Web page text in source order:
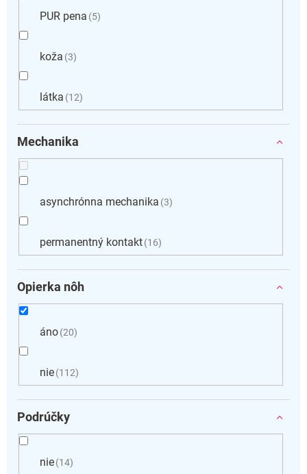
PUR pena 5
koža 3
látka 12
Mechanika
asynchrónna mechanika 3
permanentný kontakt 16
Opierka nôh
áno 20
nie 112
Podrúčky
nie 14